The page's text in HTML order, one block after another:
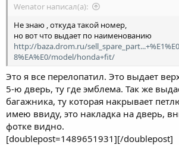
Wenator написал(а):
Не знаю , откуда такой номер,
но вот что выдает по наименованию
http://baza.drom.ru/
8%EA%E0/model/honda+fit/
Это я все перелопатил. Это выдает
5-ю дверь, ту где эмблема. Так же
багажника, ту которая накрывает
имею ввиду, это накладка на дверь,
фотке видно.
[doublepost=1489651931][/doublepost]